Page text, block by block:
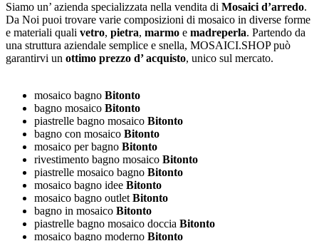
Siamo un’ azienda specializzata nella vendita di Mosaici d’arredo.
Da Noi puoi trovare varie composizioni di mosaico in diverse forme
e materiali quali vetro, pietra, marmo e madreperla. Partendo da
una struttura aziendale semplice e snella, MOSAICI.SHOP può
garantirvi un ottimo prezzo d’ acquisto, unico sul mercato.
mosaico bagno Bitonto
bagno mosaico Bitonto
piastrelle bagno mosaico Bitonto
bagno con mosaico Bitonto
mosaico per bagno Bitonto
rivestimento bagno mosaico Bitonto
piastrelle mosaico bagno Bitonto
mosaico bagno idee Bitonto
mosaico bagno outletBitonto
bagno in mosaico Bitonto
piastrelle bagno mosaico doccia Bitonto
mosaico bagno moderno Bitonto